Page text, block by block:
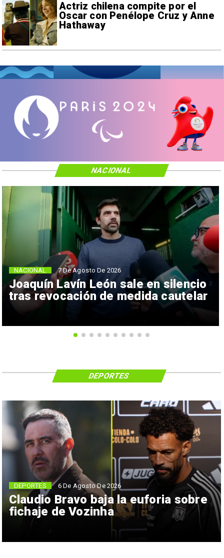
Actriz chilena compite por el
Oscar con Penélope Cruz y Anne
Hathaway
Joaquín Lavín León sale en silencio
tras revocación de medida cautelar
NACIONAL 7 De Agosto De 2026
NACIONAL
Claudio Bravo baja la euforia sobre
fichaje de Vozinha
DEPORTES 6 De Agosto De 2026
DEPORTES